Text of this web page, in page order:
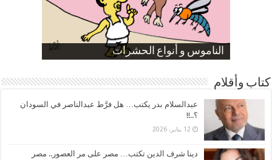
الناموس و أنواع الحشرات
الموظفين بعد ارتفاع الأسعار
ارتفاع نسبة الطلاق في مصر
صورة كاركاتيرية
صورة كاركاتيرية
كتاب وأقلام
عبدالسلام بدر يكتب… هل فرَّط عبدالناصر في السودان
؟..!!
12 يناير، 2026
دينا شرف الدين تكتب… مصر على مر العصور.. مصر